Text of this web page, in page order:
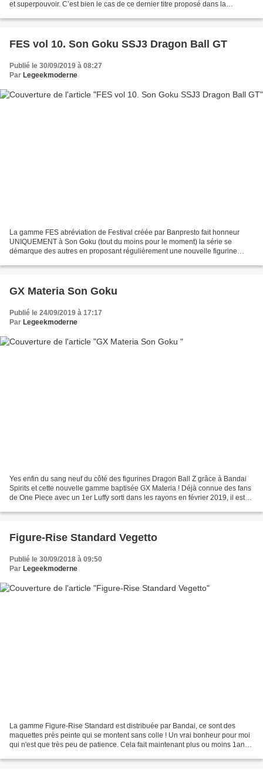
et superpouvoir. C’est bien le cas de ce dernier titre proposé dans la
FES vol 10. Son Goku SSJ3 Dragon Ball GT
Publié le 30/09/2019 à 08:27
Par Legeekmoderne
La gamme FES abréviation de Festival créée par Banpresto fait honneur
UNIQUEMENT à Son Goku (tout du moins pour le moment) la série se
démarque des autres en proposant régulièrement une nouvelle figurine
GX Materia Son Goku
Publié le 24/09/2019 à 17:17
Par Legeekmoderne
Yes enfin du sang neuf du côté des figurines Dragon Ball Z grâce à Bandai
Spirits et cette nouvelle gamme baptisée GX Materia ! Déjà connue des fans
de One Piece avec un 1er Luffy sorti dans les rayons en février 2019, il est
Figure-Rise Standard Vegetto
Publié le 30/09/2018 à 09:50
Par Legeekmoderne
La gamme Figure-Rise Standard est distribuée par Bandai, ce sont des
maquettes près peinte qui se montent sans colle ! Un vrai bonheur pour moi
qui n'est que très peu de patience. Cela fait maintenant plus ou moins 1an